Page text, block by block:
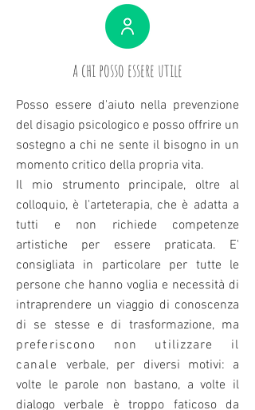
a chi posso essere utile
Posso essere d'aiuto nella prevenzione
del disagio psicologico e posso offrire un
sostegno a chi ne sente il bisogno in un
momento critico della propria vita.
Il mio strumento principale, oltre al
colloquio, è l'arteterapia, che è adatta a
tutti e non richiede competenze
artistiche per essere praticata. E'
consigliata in particolare per tutte le
persone che hanno voglia e necessità di
intraprendere un viaggio di conoscenza
di se stesse e di trasformazione, ma
preferiscono non utilizzare il
canaleverbale, per diversi motivi: a
volte le parole non bastano, a volte il
dialogo verbale è troppo faticoso da